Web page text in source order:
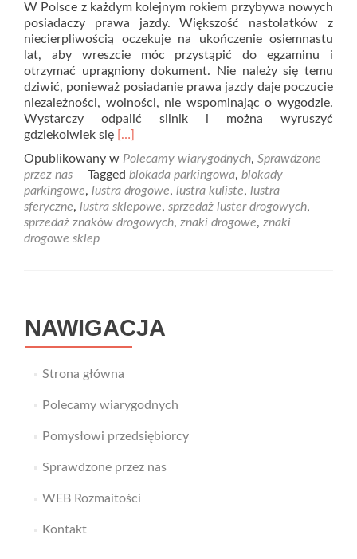
W Polsce z każdym kolejnym rokiem przybywa nowych
posiadaczy prawa jazdy. Większość nastolatków z
niecierpliwością oczekuje na ukończenie osiemnastu
lat, aby wreszcie móc przystąpić do egzaminu i
otrzymać upragniony dokument. Nie należy się temu
dziwić, ponieważ posiadanie prawa jazdy daje poczucie
niezależności, wolności, nie wspominając o wygodzie.
Wystarczy odpalić silnik i można wyruszyć
gdziekolwiek się Read
about
Sprawdzony
sklep
oferujący
znaki
[…]
Opublikowany w Polecamy wiarygodnych, Sprawdzone
przez nas
Tagged blokada parkingowa, blokady
parkingowe, lustra drogowe, lustra kuliste, lustra
sferyczne, lustra sklepowe, sprzedaż luster drogowych,
sprzedaż znaków drogowych, znaki drogowe, znaki
drogowe sklep
NAWIGACJA
Strona główna
Polecamy wiarygodnych
Pomysłowi przedsiębiorcy
Sprawdzone przez nas
WEB Rozmaitości
Kontakt